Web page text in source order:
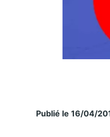
Publié le 16/04/